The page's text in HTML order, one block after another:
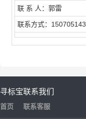
联 系 人：郭雷
联系方式：
寻标宝
首页
联系我们
联系客服